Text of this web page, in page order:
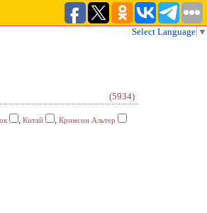
Select Language ▼
(5934)
, Китай , Кримсон Альтер